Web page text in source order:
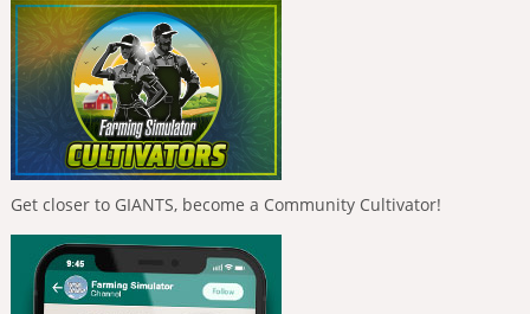
Get closer to GIANTS, become a Community Cultivator!